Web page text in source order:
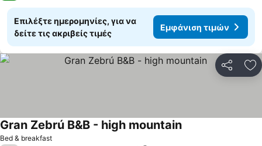
Επιλέξτε ημερομηνίες, για να
δείτε τις ακριβείς τιμές
Εμφάνιση τιμών
Bed & breakfast
Gran Zebrú B&B - high mountain